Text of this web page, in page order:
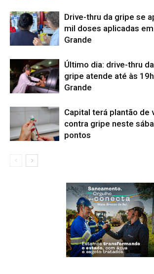
Drive-thru da gripe se
mil doses aplicadas
Grande
Último dia: drive-thru
gripe atende até às
Grande
Capital terá plantão de
contra gripe neste
pontos